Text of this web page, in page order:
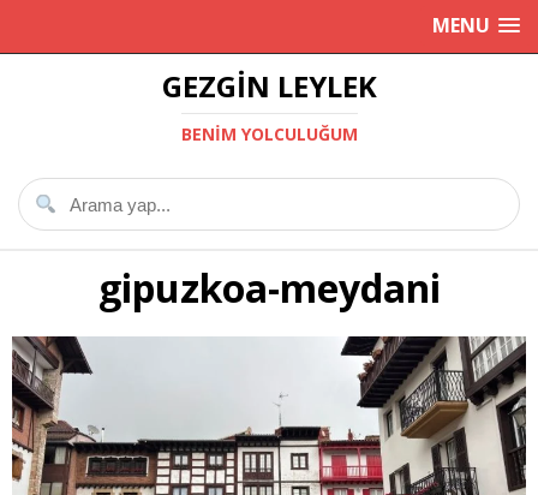
MENU
GEZGIN LEYLEK
BENIM YOLCULUĞUM
gipuzkoa-meydani